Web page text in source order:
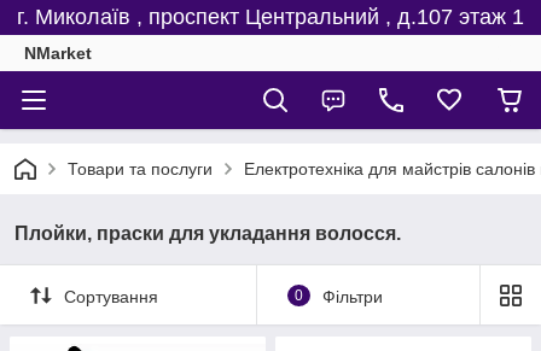
г. Миколаїв , проспект Центральний , д.107 этаж 1
NMarket
Товари та послуги Електротехніка для майстрів салонів
Плойки, праски для укладання волосся.
Сортування 0 Фільтри